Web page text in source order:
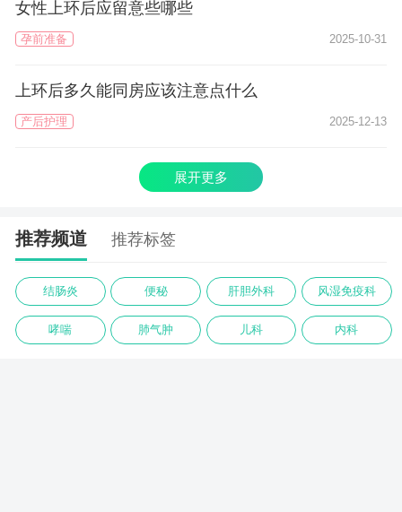
女性上环后应留意些哪些
孕前准备 2025-10-31
上环后多久能同房应该注意点什么
产后护理 2025-12-13
展开更多
推荐频道 推荐标签
结肠炎 便秘 肝胆外科 风湿免疫科
哮喘 肺气肿 儿科 内科